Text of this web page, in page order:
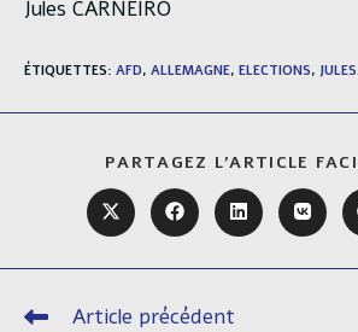
Jules CARNEIRO
ÉTIQUETTES: AFD, ALLEMAGNE, ELECTIONS, JULES
PARTAGEZ L'ARTICLE
Ouvrir
dans
autre
Ouvrir
dans
autre
Ouvrir
dans
autre
Ouvrir
dans
autre
Read
Article précédent